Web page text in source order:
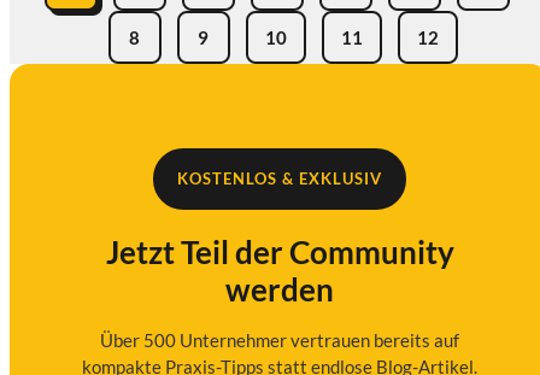
8 9 10 11 12
KOSTENLOS & EXKLUSIV
Jetzt Teil der Community
werden
Über 500 Unternehmer vertrauen bereits auf
kompakte Praxis-Tipps statt endlose Blog-Artikel.